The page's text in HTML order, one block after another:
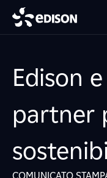
Edison
partner